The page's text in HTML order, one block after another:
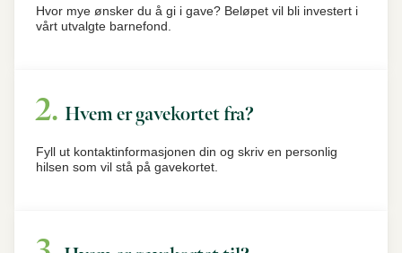
Hvor mye ønsker du å gi i gave? Beløpet vil bli investert i
vårt utvalgte barnefond.
Hvem er gavekortet fra?
Fyll ut kontaktinformasjonen din og skriv en personlig
hilsen som vil stå på gavekortet.